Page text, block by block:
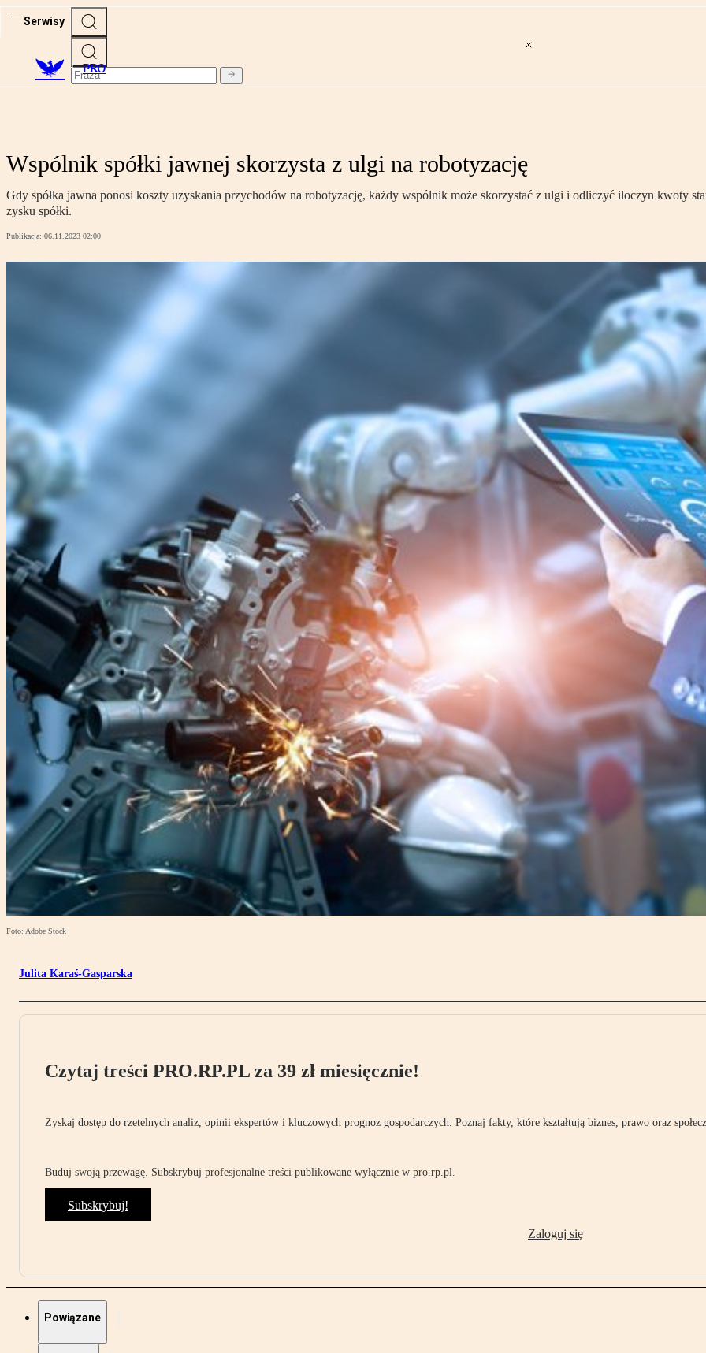
Serwisy
PRO
Wspólnik spółki jawnej skorzysta z ulgi na robotyzację
Gdy spółka jawna ponosi koszty uzyskania przychodów na robotyzację, każdy wspólnik może skorzystać z ulgi i odliczyć iloczyn kwoty
zysku spółki.
Publikacja: 06.11.2023 02:00
Foto: Adobe Stock
Julita Karaś-Gasparska
Czytaj treści PRO.RP.PL za 39 zł miesięcznie!
Zyskaj dostęp do rzetelnych analiz, opinii ekspertów i kluczowych prognoz gospodarczych. Poznaj fakty, które kształtują biznes, prawo oraz
Buduj swoją przewagę. Subskrybuj profesjonalne treści publikowane wyłącznie w pro.rp.pl.
Subskrybuj!
Zaloguj się
Powiązane